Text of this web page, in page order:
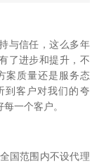
与信任，这么多年
了进步和提升，不
案质量还是服务态
到客户对我们的夸
一个客户。
国范围内不设代理